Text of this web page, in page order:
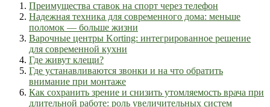
Преимущества ставок на спорт через телефон
Надежная техника для современного дома: меньше
поломок — больше жизни
Варочные центры Korting: интегрированное решение
для современной кухни
Где живут клещи?
Где устанавливаются звонки и на что обратить
внимание при монтаже
Как сохранить зрение и снизить утомляемость врача при
длительной работе: роль увеличительных систем